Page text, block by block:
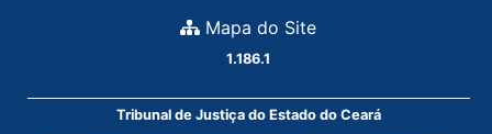
Mapa do Site
1.186.1
Tribunal de Justiça do Estado do Ceará